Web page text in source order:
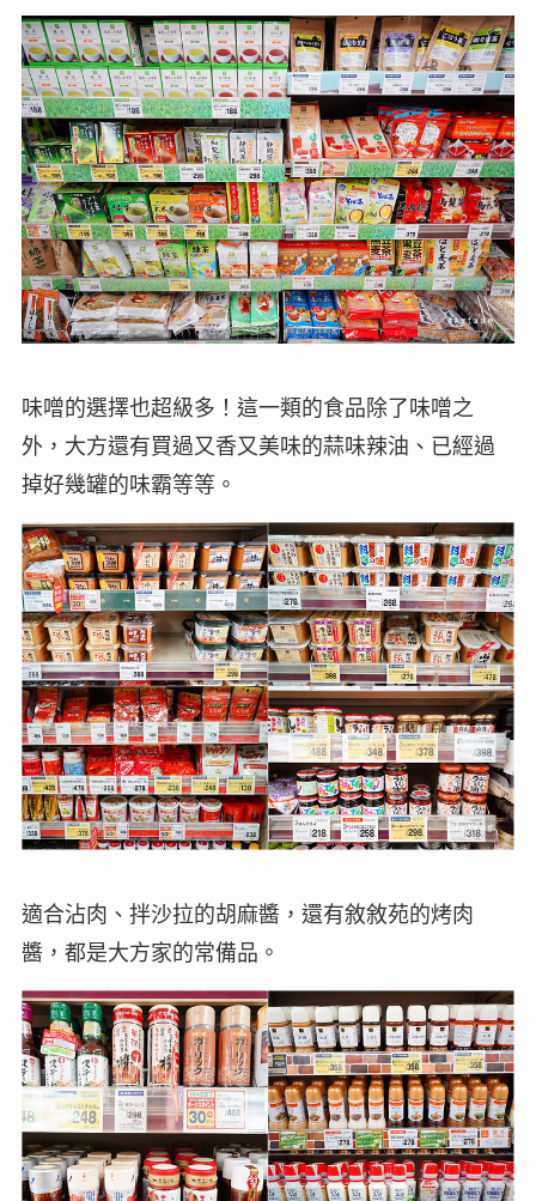
味噌的選擇也超級多！這一類的食品除了味噌之
外，大方還有買過又香又美味的蒜味辣油、已經過
掉好幾罐的味霸等等。
適合沾肉、拌沙拉的胡麻醬，還有敘敘苑的烤肉
醬，都是大方家的常備品。